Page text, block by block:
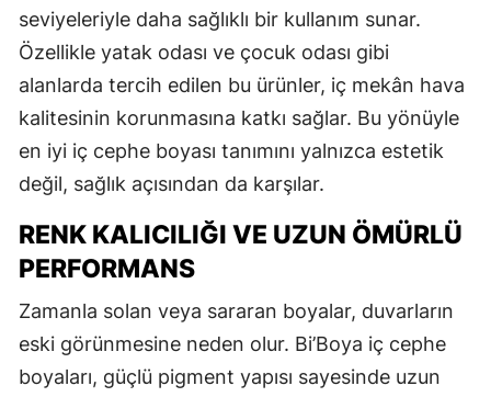
seviyeleriyle daha sağlıklı bir kullanım sunar.
Özellikle yatak odası ve çocuk odası gibi
alanlarda tercih edilen bu ürünler, iç mekân hava
kalitesinin korunmasına katkı sağlar. Bu yönüyle
en iyi iç cephe boyası tanımını yalnızca estetik
değil, sağlık açısından da karşılar.
RENK KALICILIĞI VE UZUN ÖMÜRLÜ
PERFORMANS
Zamanla solan veya sararan boyalar, duvarların
eski görünmesine neden olur. Bi’Boya iç cephe
boyaları, güçlü pigment yapısı sayesinde uzun